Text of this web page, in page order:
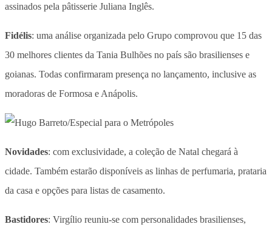
assinados pela pâtisserie Juliana Inglês.
Fidélis: uma análise organizada pelo Grupo comprovou que 15 das
30 melhores clientes da Tania Bulhões no país são brasilienses e
goianas. Todas confirmaram presença no lançamento, inclusive as
moradoras de Formosa e Anápolis.
Novidades: com exclusividade, a coleção de Natal chegará à
cidade. Também estarão disponíveis as linhas de perfumaria, prataria
da casa e opções para listas de casamento.
Bastidores: Virgílio reuniu-se com personalidades brasilienses,